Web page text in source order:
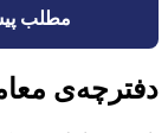
مطلب
دفترچه‌ی